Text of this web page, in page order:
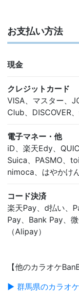
お支払い方法
現金
クレジットカード
VISA、マスター、
Club、DISCOVER
電子マネー・他
iD、楽天Edy、
Suica、PASMO、
nimoca、はやかけ
コード決済
楽天Pay、d払い、
Pay、Bank Pay、
（Alipay）
【他のカラオケ
▶ 群馬県のカラオ